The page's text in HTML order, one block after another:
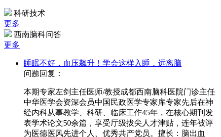
科研技术
更多
西南脑科问答
更多
睡眠不好，血压飙升！学会这样入睡，远离脑
问题回复：
本期专家左剑主任医师/教授成都西南脑科医院门诊主任
中华医学会资深会员中国民政医学专家库专家先后在神
经内科从事教学、科研、临床工作45年，在核心期刊发
表学术论文50余篇，享受厅级拔尖人才津贴，连年被评
为医德医风先进个人、优秀共产党员。擅长：脑出血